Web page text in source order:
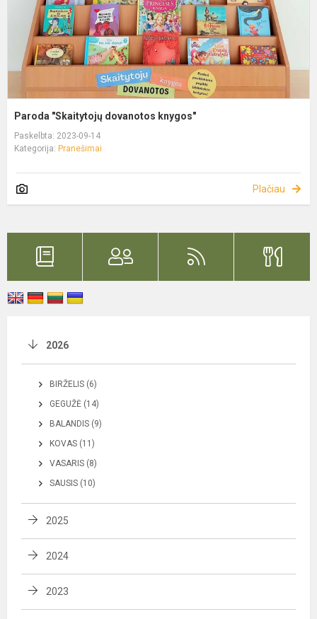
Paroda "Skaitytojų dovanotos knygos"
Paskelbta: 2023-09-14
Kategorija: Pranešimai
Plačiau
2026
BIRŽELIS (6)
GEGUŽĖ (14)
BALANDIS (9)
KOVAS (11)
VASARIS (8)
SAUSIS (10)
2025
2024
2023